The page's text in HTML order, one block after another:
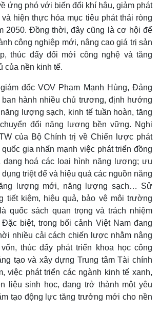
ứng phó với biến đổi khí hậu, giảm phát
hiện thực hóa mục tiêu phát thải ròng
2050. Đồng thời, đây cũng là cơ hội để
công nghiệp mới, nâng cao giá trị sản
thúc đẩy đổi mới công nghệ và tăng
của nền kinh tế.
đốc VOV Phạm Mạnh Hùng, Đảng
hành nhiều chủ trương, định hướng
lượng sạch, kinh tế tuần hoàn, tăng
đổi năng lượng bền vững. Nghị
của Bộ Chính trị về Chiến lược phát
gia nhấn mạnh việc phát triển đồng
dạng hoá các loại hình năng lượng; ưu
triệt để và hiệu quả các nguồn năng
lượng mới, năng lượng sạch… Sử
tiết kiệm, hiệu quả, bảo vệ môi trường
quốc sách quan trọng và trách nhiệm
biệt, trong bối cảnh Việt Nam đang
nhiều cải cách chiến lược nhằm nâng
thúc đẩy phát triển khoa học công
tạo và xây dựng Trung tâm Tài chính
việc phát triển các ngành kinh tế xanh,
liệu sinh học, đang trở thành một yêu
tạo động lực tăng trưởng mới cho nền